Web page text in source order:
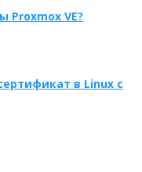
Proxmox VE?
в Linux с